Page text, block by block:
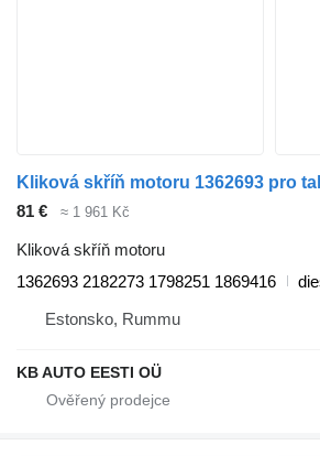
81 € ≈ 1 961 Kč
Kliková skříň motoru
1362693 2182273 1798251 1869416
Estonsko, Rummu
KB AUTO EESTI OÜ